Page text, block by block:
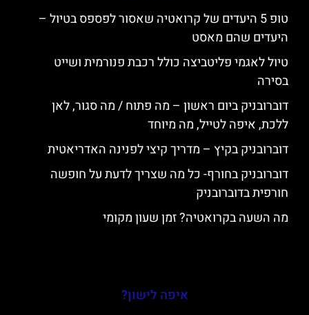
טופ 5 היעדים של קרואטיה שאסור לפספס בטיול –
היעדים שהם מאסט
טיול לאגמי פליטביצה כולל רכבת פנורמית ושייט
בסירה
דוברובניק ביום ראשון – מה פתוח / מה סגור, לאן
ללכת, איפה לטייל, מה מיוחד
דוברובניק בקיץ – מדריך קיצי לפנינה האדריאטית
דוברובניק בחורף- כל מה שצריך לדעת על חופשה
חורפית בדוברובניק
מה השעה בקרואטיה? זמן שעון מקומי
איפה לישון?